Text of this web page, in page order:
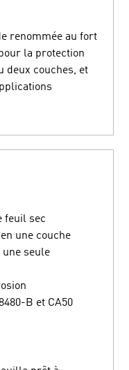
renommée au fort
la protection
deux couches, et
feuil sec
une couche
une seule
B et CA50